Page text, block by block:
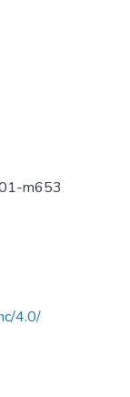
m653
4.0/